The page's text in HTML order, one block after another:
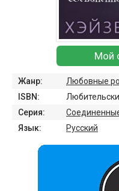
Мой
Жанр: Любовные
ISBN:
Серия:
Язык:
Русский